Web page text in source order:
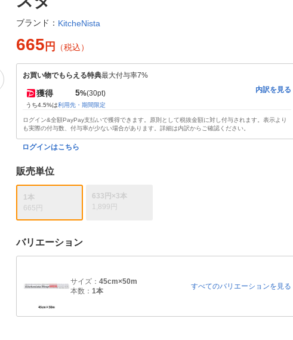
ブランド： KitcheNista
665 円 （税込）
お買い物でもらえる特典最大付与率7%
獲得 5%(30pt)
うち4.5%は利用先・期間限定
内訳を見る
ログイン&全額PayPay支払いで獲得できます。原則として税抜金額に対し付与されます。表示より
も実際の付与数、付与率が少ない場合があります。詳細は内訳からご確認ください。
ログインはこちら
販売単位
1本
665円
633円×3本
1,899円
バリエーション
サイズ： 45cm×50m
本数： 1本
すべてのバリエーションを見る